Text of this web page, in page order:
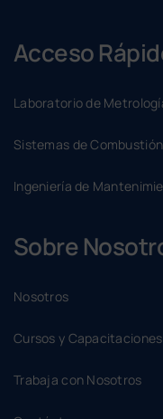
Acceso
Laboratorio de
Sistemas de Combustión
Ingeniería de
Sobre
Nosotros
Cursos y Capacitaciones
Trabaja con Nosotros